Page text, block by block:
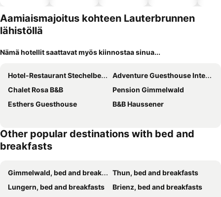
Aamiaismajoitus kohteen Lauterbrunnen
lähistöllä
Nämä hotellit saattavat myös kiinnostaa sinua...
Hotel-Restaurant Stechelberg Bed & Breakfast
Adventure Guesthouse Interlaken
Chalet Rosa B&B
Pension Gimmelwald
Esthers Guesthouse
B&B Haussener
Other popular destinations with bed and
breakfasts
Gimmelwald, bed and breakfasts
Thun, bed and breakfasts
Lungern, bed and breakfasts
Brienz, bed and breakfasts